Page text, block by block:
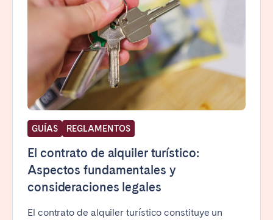
GUÍAS REGLAMENTOS
El contrato de alquiler turístico:
Aspectos fundamentales y
consideraciones legales
El contrato de alquiler turístico constituye un